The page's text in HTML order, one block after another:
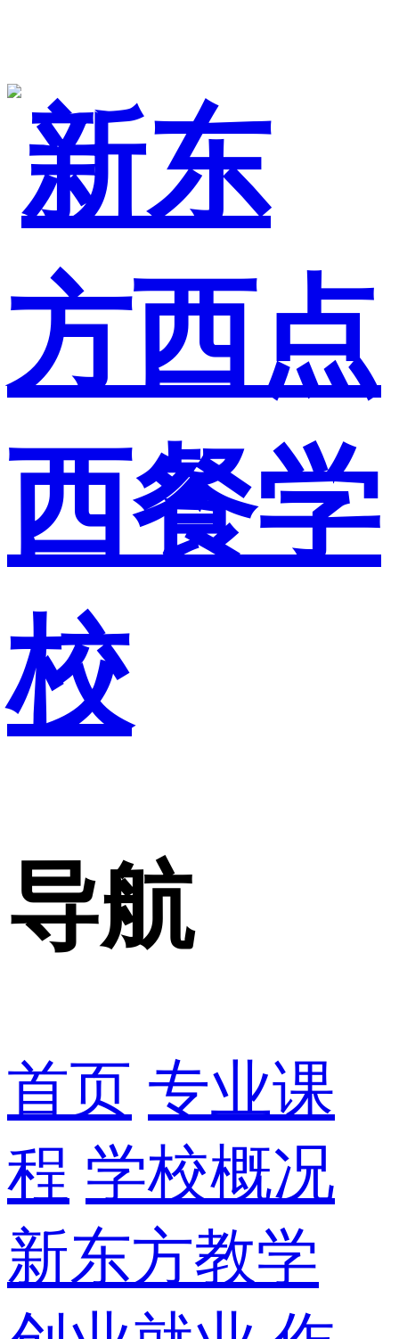
导航
首页 专业课
程 学校概况
新东方教学